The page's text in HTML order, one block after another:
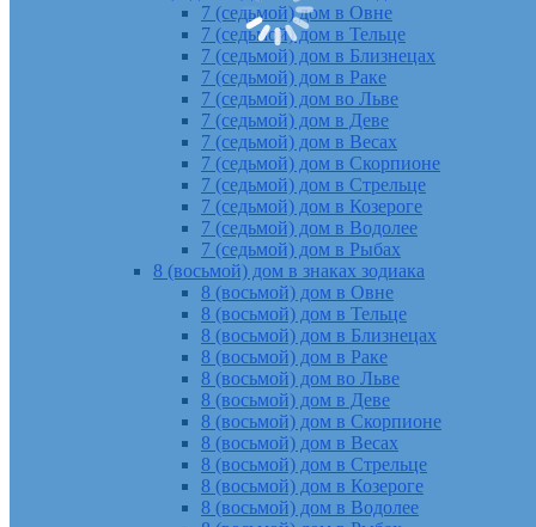
7 (седьмой) дом в Овне
7 (седьмой) дом в Тельце
7 (седьмой) дом в Близнецах
7 (седьмой) дом в Раке
7 (седьмой) дом во Льве
7 (седьмой) дом в Деве
7 (седьмой) дом в Весах
7 (седьмой) дом в Скорпионе
7 (седьмой) дом в Стрельце
7 (седьмой) дом в Козероге
7 (седьмой) дом в Водолее
7 (седьмой) дом в Рыбах
8 (восьмой) дом в знаках зодиака
8 (восьмой) дом в Овне
8 (восьмой) дом в Тельце
8 (восьмой) дом в Близнецах
8 (восьмой) дом в Раке
8 (восьмой) дом во Льве
8 (восьмой) дом в Деве
8 (восьмой) дом в Скорпионе
8 (восьмой) дом в Весах
8 (восьмой) дом в Стрельце
8 (восьмой) дом в Козероге
8 (восьмой) дом в Водолее